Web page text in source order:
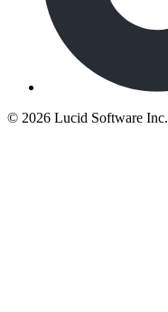
© 2026 Lucid Software Inc.